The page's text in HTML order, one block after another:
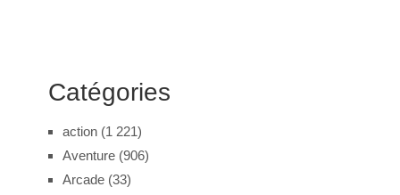
Catégories
action(1 221)
Aventure(906)
Arcade(33)